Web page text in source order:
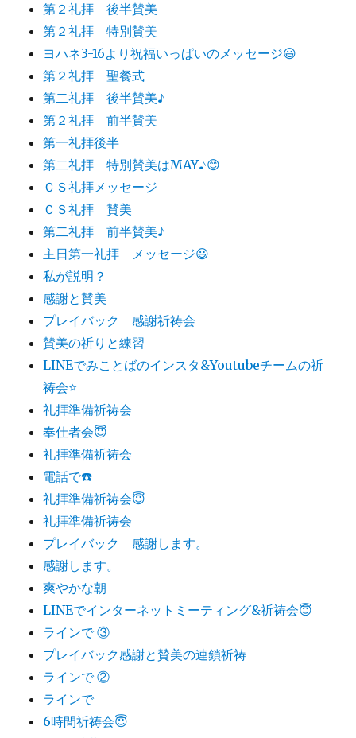
第２礼拝 後半賛美
第２礼拝 特別賛美
ヨハネ3-16より祝福いっぱいのメッセージ😃
第２礼拝 聖餐式
第二礼拝 後半賛美♪
第２礼拝 前半賛美
第一礼拝後半
第二礼拝 特別賛美はMAY♪😊
ＣＳ礼拝メッセージ
ＣＳ礼拝 賛美
第二礼拝 前半賛美♪
主日第一礼拝 メッセージ😃
私が説明？
感謝と賛美
プレイバック 感謝祈祷会
賛美の祈りと練習
LINEでみことばのインスタ&Youtubeチームの祈
祷会⭐️
礼拝準備祈祷会
奉仕者会😇
礼拝準備祈祷会
電話で☎️
礼拝準備祈祷会😇
礼拝準備祈祷会
プレイバック 感謝します。
感謝します。
爽やかな朝
LINEでインターネットミーティング&祈祷会😇
ラインで ③
プレイバック感謝と賛美の連鎖祈祷
ラインで ②
ラインで
6時間祈祷会😇